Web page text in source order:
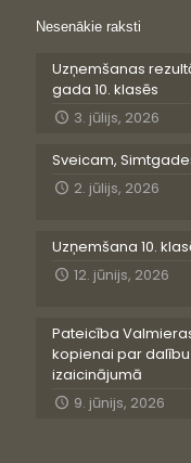
Nesenākie raksti
Uzņemšanas
gada 10. klasēs
3. jūlijs, 2026
Sveicam,
2. jūlijs, 2026
Uzņemšana 10.
12. jūnijs, 2026
Pateicība
kopienai par
izaicinājumā
9. jūnijs, 2026